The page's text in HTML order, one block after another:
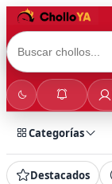
Categorías
Destacados